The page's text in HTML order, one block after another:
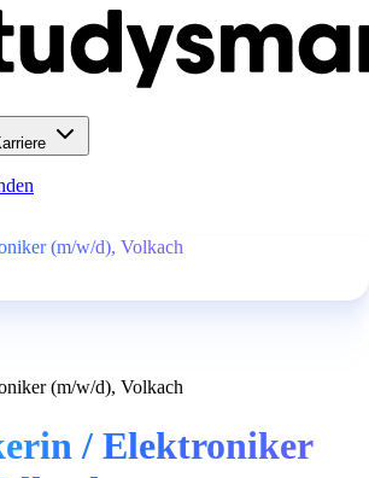
(m/w/d), Volkach
(m/w/d), Volkach
/ Elektroniker